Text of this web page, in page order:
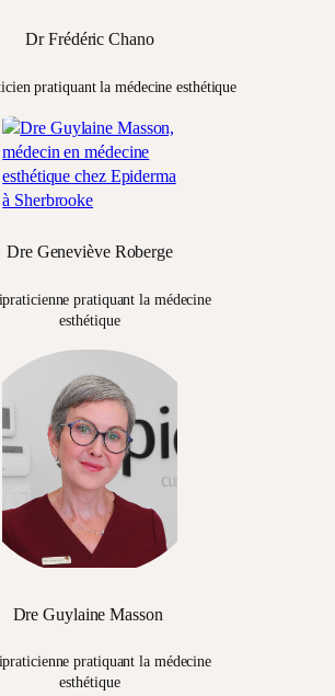
Dr Frédéric Chano
pratiquant la médecine esthétique
Dre Geneviève Roberge
pratiquant la médecine
esthétique
Dre Guylaine Masson
pratiquant la médecine
esthétique